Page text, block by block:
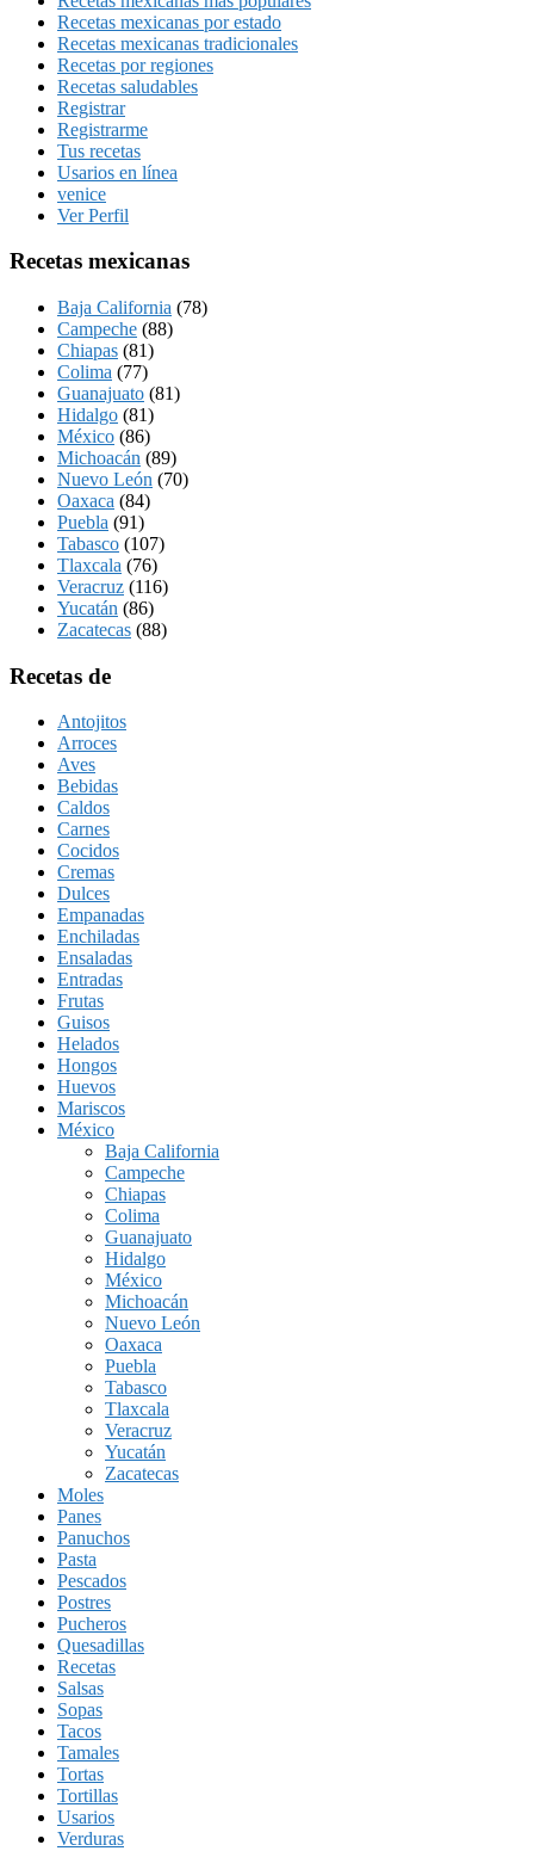
Recetas mexicanas por estado
Recetas mexicanas tradicionales
Recetas por regiones
Recetas saludables
Registrar
Registrarme
Tus recetas
Usarios en línea
venice
Ver Perfil
Recetas mexicanas
Baja California (78)
Campeche (88)
Chiapas (81)
Colima (77)
Guanajuato (81)
Hidalgo (81)
México (86)
Michoacán (89)
Nuevo León (70)
Oaxaca (84)
Puebla (91)
Tabasco (107)
Tlaxcala (76)
Veracruz (116)
Yucatán (86)
Zacatecas (88)
Recetas de
Antojitos
Arroces
Aves
Bebidas
Caldos
Carnes
Cocidos
Cremas
Dulces
Empanadas
Enchiladas
Ensaladas
Entradas
Frutas
Guisos
Helados
Hongos
Huevos
Mariscos
México
Baja California
Campeche
Chiapas
Colima
Guanajuato
Hidalgo
México
Michoacán
Nuevo León
Oaxaca
Puebla
Tabasco
Tlaxcala
Veracruz
Yucatán
Zacatecas
Moles
Panes
Panuchos
Pasta
Pescados
Postres
Pucheros
Quesadillas
Recetas
Salsas
Sopas
Tacos
Tamales
Tortas
Tortillas
Usarios
Verduras